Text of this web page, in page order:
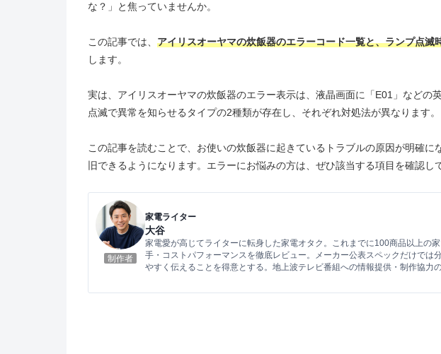
な？」と焦っていませんか。
この記事では、 アイリスオーヤマの炊飯器のエラーコード一覧と、ランプ点滅
します。
実は、アイリスオーヤマの炊飯器のエラー表示は、液晶画面に「E01」などの
点滅で異常を知らせるタイプの2種類が存在し、それぞれ対処法が異なります。
この記事を読むことで、お使いの炊飯器に起きているトラブルの原因が明確に
旧できるようになります。エラーにお悩みの方は、ぜひ該当する項目を確認し
制作者
家電ライター
大谷
家電愛が高じてライターに転身した家電オタク。これまでに100商品以上の
手・コストパフォーマンスを徹底レビュー。メーカー公表スペックだけでは
やすく伝えることを得意とする。地上波テレビ番組への情報提供・制作協力の